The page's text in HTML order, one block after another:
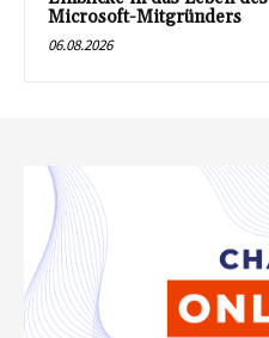
Microsoft-Mitgründers
06.08.2026